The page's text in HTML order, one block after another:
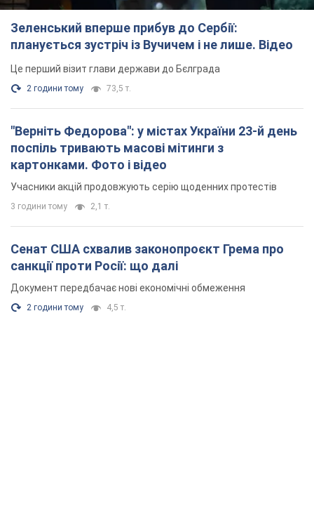
поспіль тривають масові мітинги з
картонками. Фото і відео
Учасники акцій продовжують серію щоденних протестів
3 години тому 2,1 т.
Сенат США схвалив законопроєкт Грема про
санкції проти Росії: що далі
Документ передбачає нові економічні обмеження
2 години тому 4,5 т.